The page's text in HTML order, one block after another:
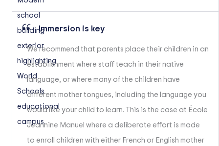
Immersion is key
We recommend that parents place their children in an
establishment where staff teach in their native
language, or where many of the children have
different mother tongues, including the language you
would like your child to learn. This is the case at École
Jeannine Manuel where a deliberate effort is made
to enroll children with either French or English mother